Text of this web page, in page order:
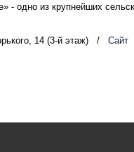
одно из крупнейших
14 (3-й этаж) / Сайт